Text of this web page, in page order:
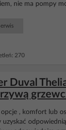
nie ma pompy
270
Duval
, komfort lub
uzyskać